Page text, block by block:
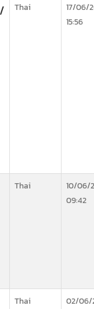
Thai
17/06/
15:56
Thai
10/06/
09:42
Thai 02/06/